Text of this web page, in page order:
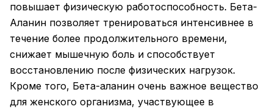
повышает физическую работоспособность. Бета-
Аланин позволяет тренироваться интенсивнее в
течение более продолжительного времени,
снижает мышечную боль и способствует
восстановлению после физических нагрузок.
Кроме того, Бета-аланин очень важное вещество
для женского организма, участвующее в